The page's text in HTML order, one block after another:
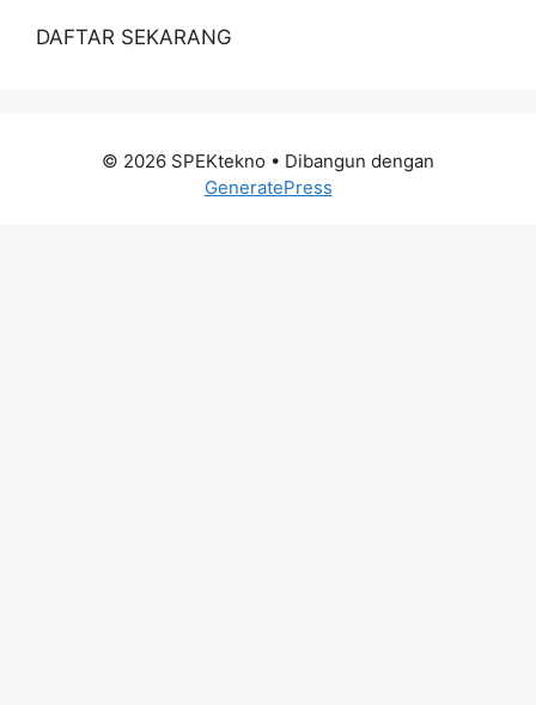
DAFTAR SEKARANG
© 2026 SPEKtekno • Dibangun dengan
GeneratePress